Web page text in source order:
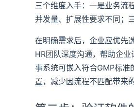
三个维度入手：一是业务流
并发量、扩展性要求不同；
在明确需求后，企业应优先
HR团队深度沟通，帮助企
事系统可嵌入符合GMP标
置，减少因流程不匹配带来